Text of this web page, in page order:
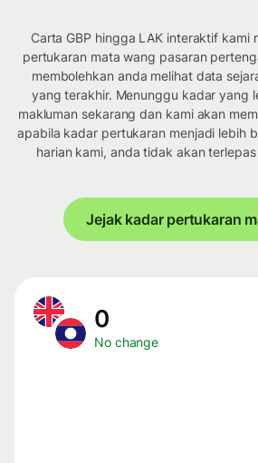
Carta GBP hingga LAK interaktif kami
pertukaran mata wang pasaran
membolehkan anda melihat data
yang terakhir. Menunggu kadar yang
makluman sekarang dan kami akan
apabila kadar pertukaran menjadi lebih
harian kami, anda tidak akan
Jejak kadar pertukaran
0
No change